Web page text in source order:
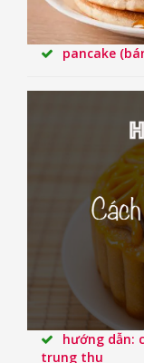
pancake
hướng dẫn:
trung thu